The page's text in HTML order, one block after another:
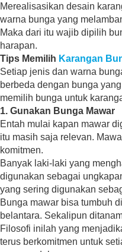
Merealisasikan desain
warna bunga yang
Maka dari itu wajib dipilih
harapan.
Tips Memilih Karangan
Setiap jenis dan warna
berbeda dengan bunga
memilih bunga untuk
1. Gunakan Bunga Mawar
Entah mulai kapan mawar
itu masih saja relevan.
komitmen.
Banyak laki-laki yang
digunakan sebagai
yang sering digunakan
Bunga mawar bisa tumbuh
belantara. Sekalipun
Filosofi inilah yang
terus berkomitmen untuk